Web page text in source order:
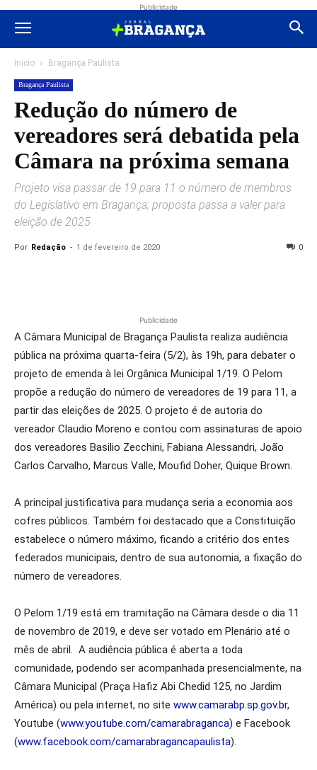
Publicidade
Início Bragança Paulista
Bragança Paulista
Redução do número de
vereadores será debatida pela
Câmara na próxima semana
Projeto visa passar de 19 para 11 o número de membros
do Legislativo em Bragança; proposta passa a valer para
eleição de 2025
Por Redação - 1 de fevereiro de 2020 0
Publicidade
A Câmara Municipal de Bragança Paulista realiza audiência
pública na próxima quarta-feira (5/2), às 19h, para debater o
projeto de emenda à lei Orgânica Municipal 1/19. O Pelom
propõe a redução do número de vereadores de 19 para 11, a
partir das eleições de 2025. O projeto é de autoria do
vereador Claudio Moreno e contou com assinaturas de apoio
dos vereadores Basilio Zecchini, Fabiana Alessandri, João
Carlos Carvalho, Marcus Valle, Moufid Doher, Quique Brown.
A principal justificativa para mudança seria a economia aos
cofres públicos. Também foi destacado que a Constituição
estabelece o número máximo, ficando a critério dos entes
federados municipais, dentro de sua autonomia, a fixação do
número de vereadores.
O Pelom 1/19 está em tramitação na Câmara desde o dia 11
de novembro de 2019, e deve ser votado em Plenário até o
mês de abril. A audiência pública é aberta a toda
comunidade, podendo ser acompanhada presencialmente, na
Câmara Municipal (Praça Hafiz Abi Chedid 125, no Jardim
América) ou pela internet, no site www.camarabp.sp.gov.br,
Youtube (www.youtube.com/camarabraganca) e Facebook
(www.facebook.com/camarabragancapaulista).